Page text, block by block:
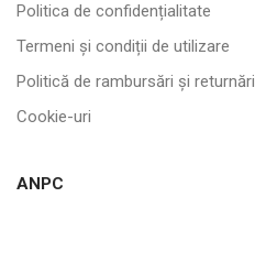
Politica de confidențialitate
Termeni și condiții de utilizare
Politică de rambursări și returnări
Cookie-uri
ANPC